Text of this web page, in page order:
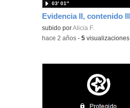
subido porAlicia F.
03′ 01″
-hace 2 años -5 visualizaciones